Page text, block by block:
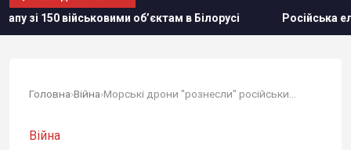
обʼєктам в Білорусі Російська еліта боїться ФСБ,
Головна›Війна›
Війна